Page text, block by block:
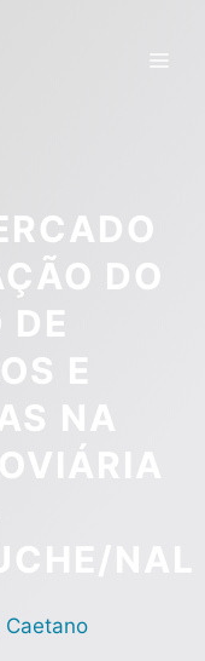
DO
DE
E
NA
NAL
Caetano